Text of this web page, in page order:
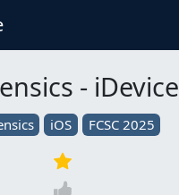
- iDevice
iOS FCSC 2025